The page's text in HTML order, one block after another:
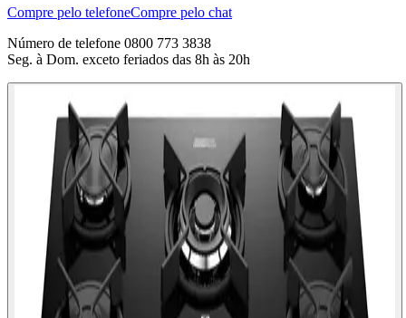
Compre pelo telefoneCompre pelo chat
Número de telefone 0800 773 3838
Seg. à Dom. exceto feriados das 8h às 20h